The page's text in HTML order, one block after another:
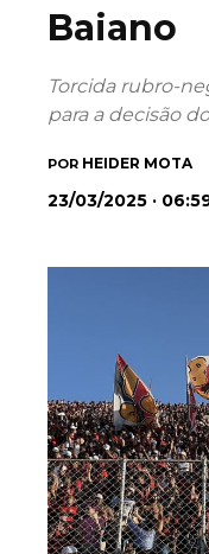
Baiano
Torcida rubro-
para a decisão
POR HEIDER MOTA
23/03/2025 ·